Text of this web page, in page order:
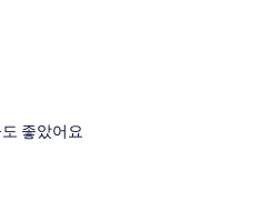
좋았어요